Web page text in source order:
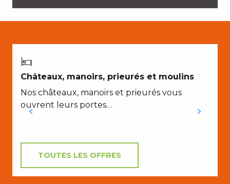
Châteaux, manoirs, prieurés et moulins
Nos châteaux, manoirs et prieurés vous
ouvrent leurs portes…
TOUTES LES OFFRES